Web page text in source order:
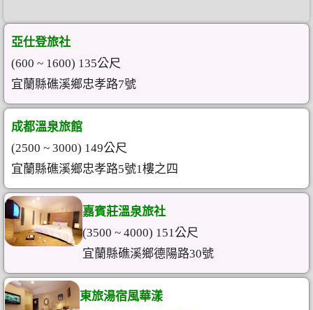
亞仕登旅社
(600 ~ 1600) 135公尺
宜蘭縣礁溪鄉忠孝路7號
成都溫泉旅館
(2500 ~ 3000) 149公尺
宜蘭縣礁溪鄉忠孝路5號1樓之四
嘉賓莊溫泉旅社
(3500 ~ 4000) 151公尺
宜蘭縣礁溪鄉德陽路30號
東旅湯宿風華漾